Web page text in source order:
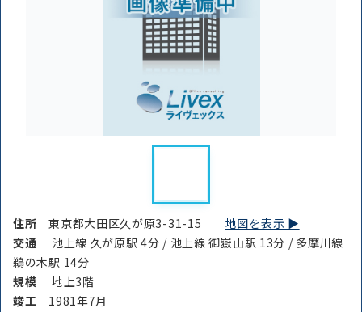
住所東京都大田区久が原3-31-15 地図を表示 ▶︎
交通
池上線 久が原駅 4分 / 池上線 御嶽山駅 13分 / 多摩川線
鵜の木駅 14分
規模
地上3階
竣⼯ 1981年7月